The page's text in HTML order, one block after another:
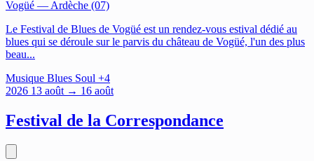
Vogüé — Ardèche (07)
Le Festival de Blues de Vogüé est un rendez-vous estival dédié au
blues qui se déroule sur le parvis du château de Vogüé, l'un des plus
beau...
Musique Blues Soul +4
2026 13 août → 16 août
Festival de la Correspondance